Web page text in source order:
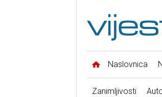
Naslovnica
Zanimljivosti